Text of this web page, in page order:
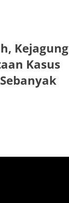
Kejagung
Kasus